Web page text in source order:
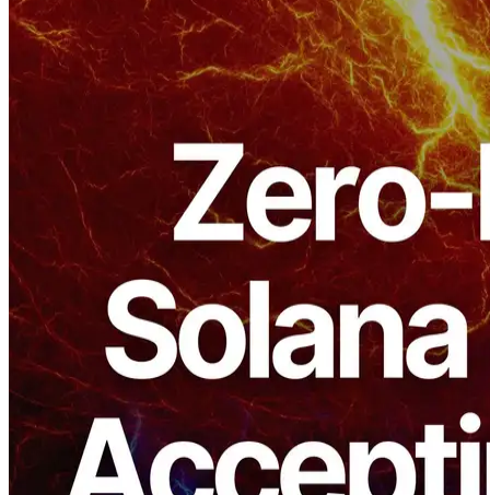
ELSOUL LABO B.V. （總部：荷蘭阿姆斯特丹；CEO：
Fumitake Kawasaki）欣然宣佈，其分散式基礎設施服務
ERPC（Enhanced Solana RPC）
旗下的
零區塊延遲 Solana
Premium RPC 將於 2025 年 3 月
過提供近實時的資料流（在最新網路區塊的約 400ms 內）和
交易提交能力，我們旨在滿足交易者、DeFi 使用者和其他對
延遲敏感專案的時間關鍵型運營需求。
背景：為什麼需要零區塊延遲 Solana
Premium 節點？